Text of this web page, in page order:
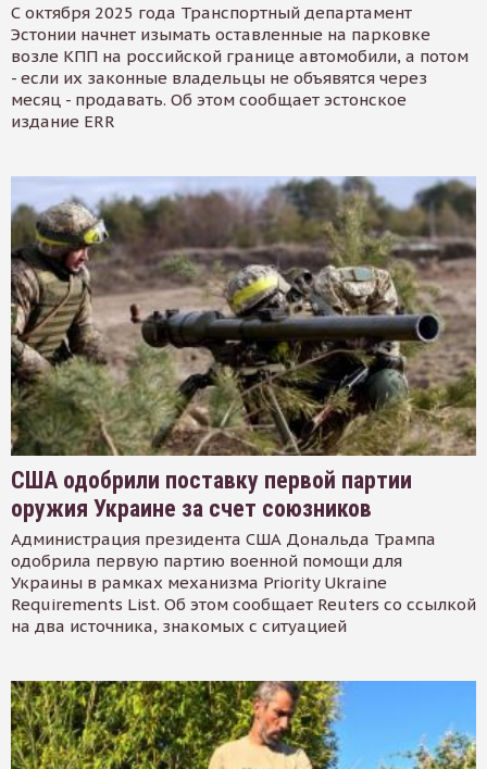
С октября 2025 года Транспортный департамент
Эстонии начнет изымать оставленные на парковке
возле КПП на российской границе автомобили, а потом
- если их законные владельцы не объявятся через
месяц - продавать. Об этом сообщает эстонское
издание ERR
США одобрили поставку первой партии
оружия Украине за счет союзников
Администрация президента США Дональда Трампа
одобрила первую партию военной помощи для
Украины в рамках механизма Priority Ukraine
Requirements List. Об этом сообщает Reuters со ссылкой
на два источника, знакомых с ситуацией